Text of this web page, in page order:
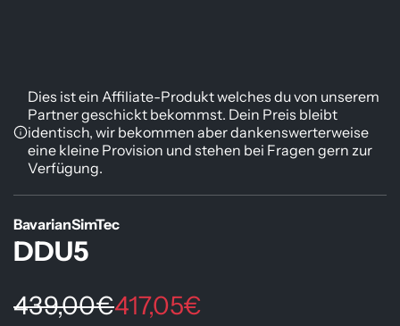
Dies ist ein Affiliate-Produkt welches du von unserem
Partner geschickt bekommst. Dein Preis bleibt
identisch, wir bekommen aber dankenswerterweise
eine kleine Provision und stehen bei Fragen gern zur
Verfügung.
BavarianSimTec
DDU5
S
439,00€
R
417,05€